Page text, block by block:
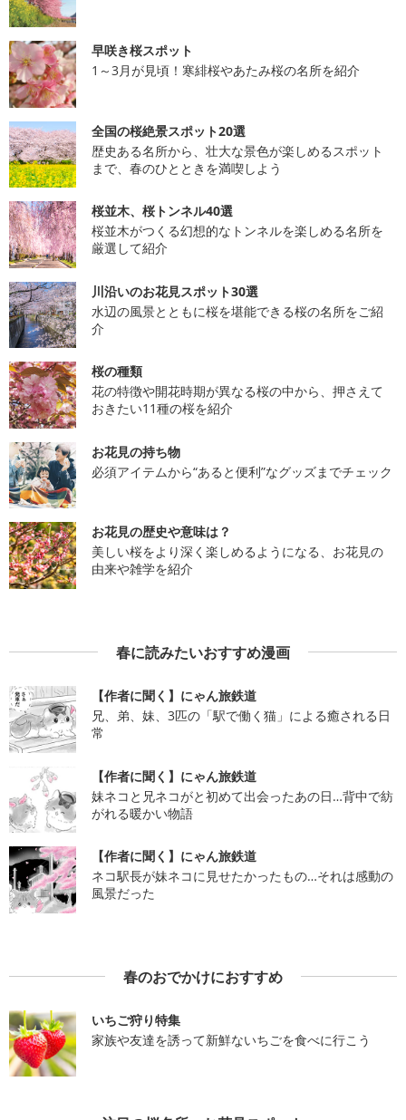
早咲き桜スポット
1～3月が見頃！寒緋桜やあたみ桜の名所を紹介
全国の桜絶景スポット20選
歴史ある名所から、壮大な景色が楽しめるスポット
まで、春のひとときを満喫しよう
桜並木、桜トンネル40選
桜並木がつくる幻想的なトンネルを楽しめる名所を
厳選して紹介
川沿いのお花見スポット30選
水辺の風景とともに桜を堪能できる桜の名所をご紹
介
桜の種類
花の特徴や開花時期が異なる桜の中から、押さえて
おきたい11種の桜を紹介
お花見の持ち物
必須アイテムから“あると便利”なグッズまでチェック
お花見の歴史や意味は？
美しい桜をより深く楽しめるようになる、お花見の
由来や雑学を紹介
春に読みたいおすすめ漫画
【作者に聞く】にゃん旅鉄道
兄、弟、妹、3匹の「駅で働く猫」による癒される日
常
【作者に聞く】にゃん旅鉄道
妹ネコと兄ネコがと初めて出会ったあの日…背中で紡
がれる暖かい物語
【作者に聞く】にゃん旅鉄道
ネコ駅長が妹ネコに見せたかったもの…それは感動の
風景だった
春のおでかけにおすすめ
いちご狩り特集
家族や友達を誘って新鮮ないちごを食べに行こう